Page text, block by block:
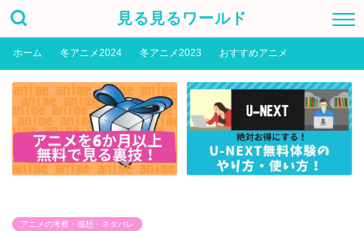
見る見るワールド
ホーム 冬アニメ2024 冬アニメ2023 おすすめアニメ
アニメの考察・感想・ネタバレ